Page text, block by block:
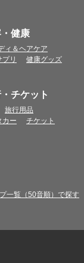
健康
ィ＆ヘアケア
リ
健康グッズ
チケット
旅行用品
カー
チケット
一覧（50音順）で探す